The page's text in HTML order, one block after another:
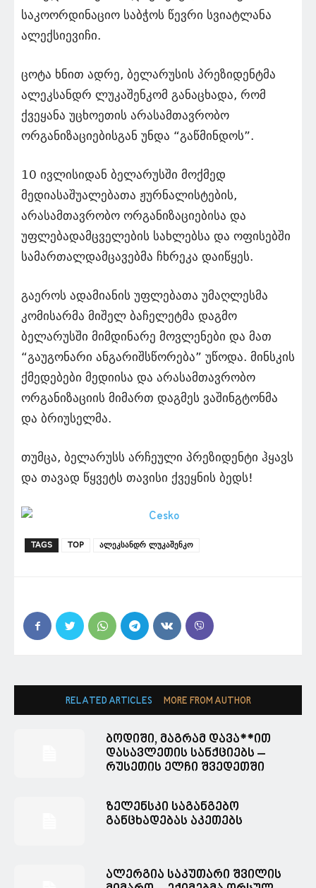
საკოორდინაციო საბჭოს წევრი სვიატლანა
ალექსიევიჩი.
ცოტა ხნით ადრე, ბელარუსის პრეზიდენტმა
ალეკსანდრ ლუკაშენკომ განაცხადა, რომ
ქვეყანა უცხოეთის არასამთავრობო
ორგანიზაციებისგან უნდა “გაწმინდოს”.
10 ივლისიდან ბელარუსში მოქმედ
მედიასაშუალებათა ჟურნალისტების,
არასამთავრობო ორგანიზაციებისა და
უფლებადამცველების სახლებსა და ოფისებში
სამართალდამცავებმა ჩხრეკა დაიწყეს.
გაეროს ადამიანის უფლებათა უმაღლესმა
კომისარმა მიშელ ბაჩელეტმა დაგმო
ბელარუსში მიმდინარე მოვლენები და მათ
“გაუგონარი ანგარიშსწორება” უწოდა. მინსკის
ქმედებები მედიისა და არასამთავრობო
ორგანიზაციის მიმართ დაგმეს ვაშინგტონმა
და ბრიუსელმა.
თუმცა, ბელარუსს არჩეული პრეზიდენტი ჰყავს
და თავად წყვეტს თავისი ქვეყნის ბედს!
TAGS TOP ალეკსანდრ ლუკაშენკო
RELATED ARTICLES MORE FROM AUTHOR
ბოდიში, მაგრამ დავა**ით
დასავლეთის სანქციებს –
რუსეთის ელჩი შვედეთში
ზელენსკი საგანგებო
განცხადებას აკეთებს
ალერგია საკუთარი შვილის